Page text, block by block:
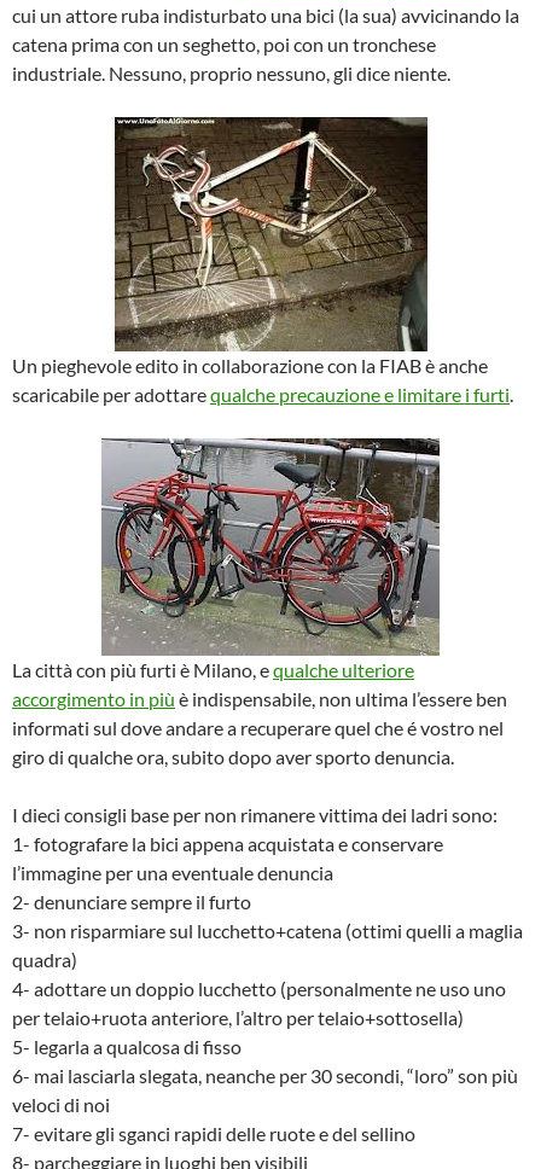
cui un attore ruba indisturbato una bici (la sua) avvicinando la
catena prima con un seghetto, poi con un tronchese
industriale. Nessuno, proprio nessuno, gli dice niente.
Un pieghevole edito in collaborazione con la FIAB è anche
scaricabile per adottarequalche precauzione e limitare i furti.
La città con più furti è Milano, equalche ulteriore
accorgimento in più è indispensabile, non ultima l’essere ben
informati sul dove andare a recuperare quel che é vostro nel
giro di qualche ora, subito dopo aver sporto denuncia.
I dieci consigli base per non rimanere vittima dei ladri sono:
1- fotografare la bici appena acquistata e conservare
l’immagine per una eventuale denuncia
2- denunciare sempre il furto
3- non risparmiare sul lucchetto+catena (ottimi quelli a maglia
quadra)
4- adottare un doppio lucchetto (personalmente ne uso uno
per telaio+ruota anteriore, l’altro per telaio+sottosella)
5- legarla a qualcosa di fisso
6- mai lasciarla slegata, neanche per 30 secondi, “loro” son più
veloci di noi
7- evitare gli sganci rapidi delle ruote e del sellino
8- parcheggiare in luoghi ben visibili